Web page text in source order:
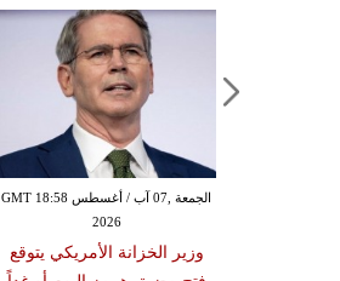
الجمعة ,07 آب / أغسطس GMT 18:58
2026
وزير الخزانة الأمريكي يتوقع